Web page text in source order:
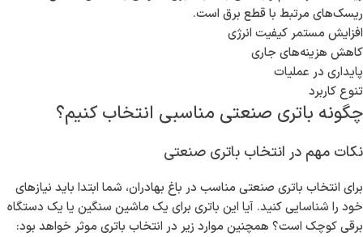
ریسک‌های مرتبط با قطع برق است.
افزایش مستمر کیفیت انرژی
کاهش هزینه‌های جاری
پایداری در عملیات
تنوع کاربرد
چگونه باتری صنعتی مناسبی انتخاب کنیم؟
نکات مهم در انتخاب باتری صنعتی
برای انتخاب باتری صنعتی مناسب در باغ بهادران، شما ابتدا باید نیازهای
خود را شناسایی کنید. آیا این باتری برای یک ماشین سنگین یا یک دستگاه
برقی کوچک است؟ همچنین موارد زیر در انتخاب باتری موثر خواهد بود: